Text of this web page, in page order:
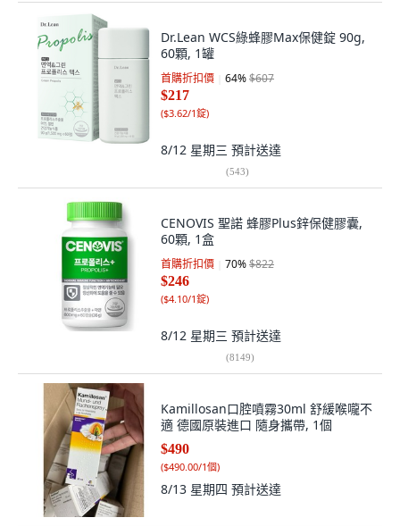
Dr.Lean WCS綠蜂膠Max保健錠 90g,
60顆, 1罐
首購折扣價 64%$607
$217
($3.62/1錠)
8/12 星期三 預計送達
(543)
CENOVIS 聖諾 蜂膠Plus鋅保健膠囊,
60顆, 1盒
首購折扣價 70%$822
$246
($4.10/1錠)
8/12 星期三 預計送達
(8149)
Kamillosan口腔噴霧30ml 舒緩喉嚨不
適 德國原裝進口 隨身攜帶, 1個
$490
($490.00/1個)
8/13 星期四 預計送達